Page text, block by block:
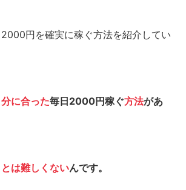
円を確実に稼ぐ方法を紹介してい
分に合った毎日2000円稼ぐ方法があ
は難しくないんです。